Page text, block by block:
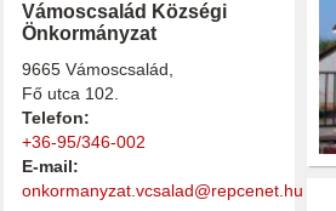
Vámoscsalád Községi
Önkormányzat
9665 Vámoscsalád,
Fő utca 102.
Telefon:
+36-95/346-002
E-mail:
onkormanyzat.vcsalad@repcenet.hu